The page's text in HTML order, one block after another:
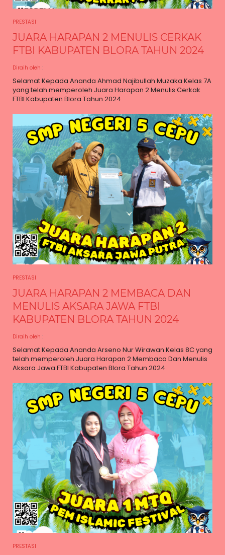
PRESTASI
JUARA HARAPAN 2 MENULIS CERKAK
FTBI KABUPATEN BLORA TAHUN 2024
Diraih oleh :
Selamat Kepada Ananda Ahmad Najibullah Muzaka Kelas 7A
yang telah memperoleh Juara Harapan 2 Menulis Cerkak
FTBI Kabupaten Blora Tahun 2024
PRESTASI
JUARA HARAPAN 2 MEMBACA DAN
MENULIS AKSARA JAWA FTBI
KABUPATEN BLORA TAHUN 2024
Diraih oleh :
Selamat Kepada Ananda Arseno Nur Wirawan Kelas 8C yang
telah memperoleh Juara Harapan 2 Membaca Dan Menulis
Aksara Jawa FTBI Kabupaten Blora Tahun 2024
PRESTASI